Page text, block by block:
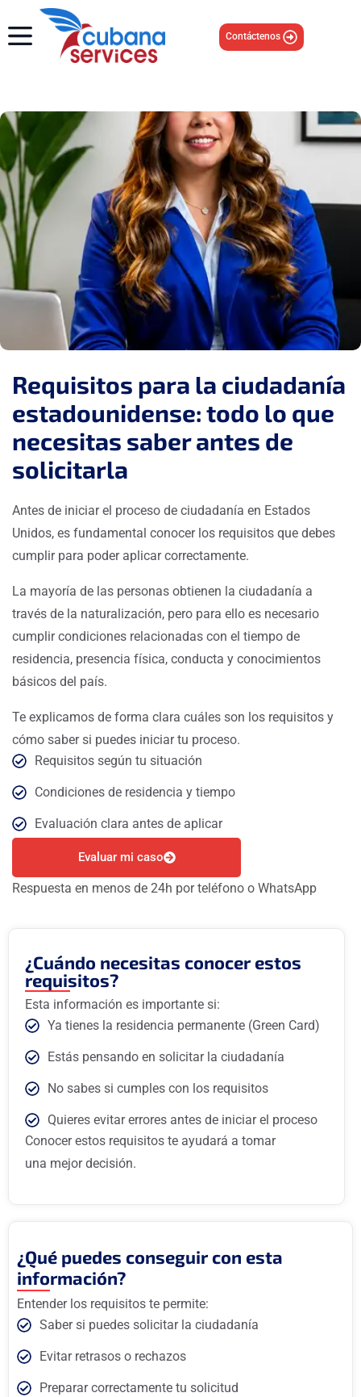
Contáctenos
Requisitos para la ciudadanía
estadounidense: todo lo que
necesitas saber antes de
solicitarla
Antes de iniciar el proceso de ciudadanía en Estados
Unidos, es fundamental conocer los requisitos que debes
cumplir para poder aplicar correctamente.
La mayoría de las personas obtienen la ciudadanía a
través de la naturalización, pero para ello es necesario
cumplir condiciones relacionadas con el tiempo de
residencia, presencia física, conducta y conocimientos
básicos del país.
Te explicamos de forma clara cuáles son los requisitos y
cómo saber si puedes iniciar tu proceso.
Requisitos según tu situación
Condiciones de residencia y tiempo
Evaluación clara antes de aplicar
Evaluar mi caso
Respuesta en menos de 24h por teléfono o WhatsApp
¿Cuándo necesitas conocer estos
requisitos?
Esta información es importante si:
Ya tienes la residencia permanente (Green Card)
Estás pensando en solicitar la ciudadanía
No sabes si cumples con los requisitos
Quieres evitar errores antes de iniciar el proceso
Conocer estos requisitos te ayudará a tomar
una mejor decisión.
¿Qué puedes conseguir con esta
información?
Entender los requisitos te permite:
Saber si puedes solicitar la ciudadanía
Evitar retrasos o rechazos
Preparar correctamente tu solicitud